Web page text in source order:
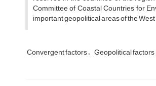
Committee of Coastal Countries for
important geopolitical areas of the
Convergent factors Geopolitical factors